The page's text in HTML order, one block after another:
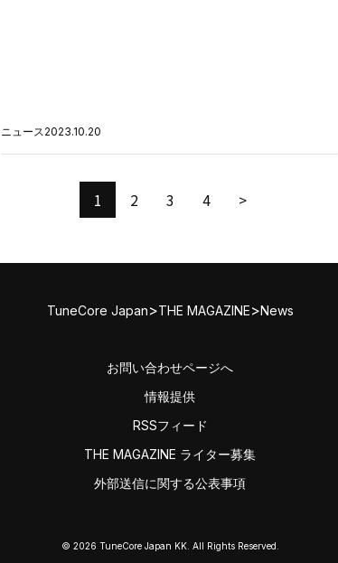
ニュース2023.10.20
1 2 3 4 >
TuneCore Japan>THE MAGAZINE>News
お問い合わせページへ
情報提供
RSSフィード
THE MAGAZINE ライター募集
外部送信に関する公表事項
© 2026 TuneCore Japan KK. All Rights Reserved.